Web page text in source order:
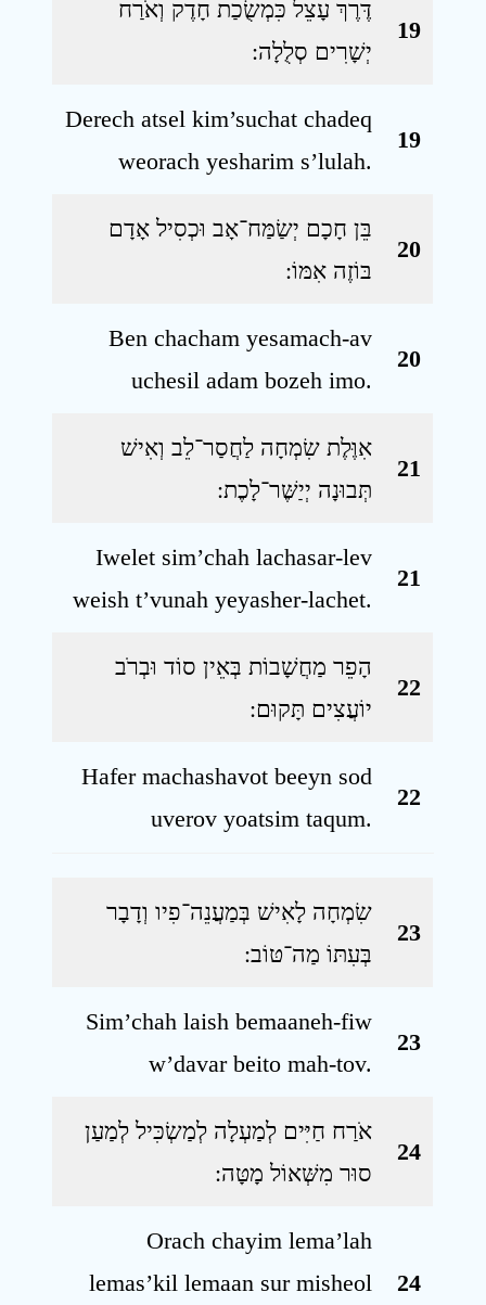
דֶּרֶךְ עָצֵל כִּמְשֻׂכַת חָדֶק וְאֹרַח
יְשָׁרִים סְלֻלָה ׃
19
Derech atsel kim’suchat chadeq
weorach yesharim s’lulah.
19
בֵּן חָכָם יְשַׂמַּח־אָב וּכְסִיל אָדָם
בּוֹזֶה אִמּוֹ ׃
20
Ben chacham yesamach-av
uchesil adam bozeh imo.
20
אִוֶּלֶת שִׂמְחָה לַחֲסַר־לֵב וְאִישׁ
תְּבוּנָה יְיַשֶּׁר־לָכֶת ׃
21
Iwelet sim’chah lachasar-lev
weish t’vunah yeyasher-lachet.
21
הָפֵר מַחֲשָׁבוֹת בְּאֵין סוֹד וּבְרֹב
יוֹעֲצִים תָּקוּם ׃
22
Hafer machashavot beeyn sod
uverov yoatsim taqum.
22
שִׂמְחָה לָאִישׁ בְּמַעֲנֵה־פִיו וְדָבָר
בְּעִתּוֹ מַה־טּוֹב ׃
23
Sim’chah laish bemaaneh-fiw
w’davar beito mah-tov.
23
אֹרַח חַיִּים לְמַעְלָה לְמַשְׂכִּיל לְמַעַן
סוּר מִשְּׁאוֹל מָטָּה ׃
24
Orach chayim lema’lah
lemas’kil lemaan sur misheol
24